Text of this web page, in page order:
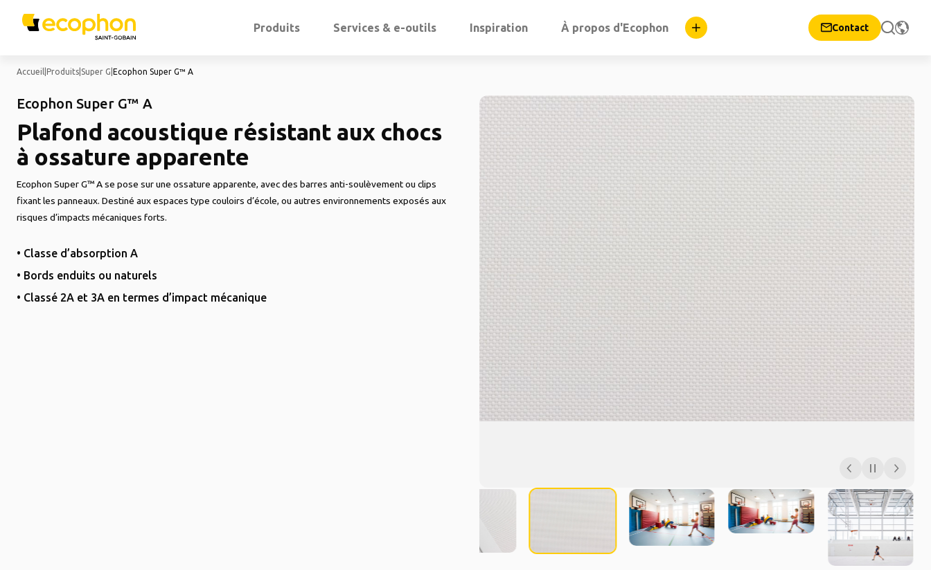
Produits Services & e-outils Inspiration À propos d'Ecophon Contact
Accueil Produits Super G Ecophon Super G™ A
Ecophon Super G™ A
Plafond acoustique résistant aux chocs
à ossature apparente
Ecophon Super G™ A se pose sur une ossature apparente, avec des barres anti-soulèvement ou clips
fixant les panneaux. Destiné aux espaces type couloirs d’école, ou autres environnements exposés aux
risques d’impacts mécaniques forts.
• Classe d’absorption A
• Bords enduits ou naturels
• Classé 2A et 3A en termes d’impact mécanique